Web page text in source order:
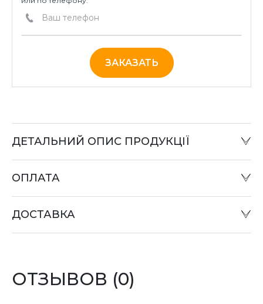
ЗАКАЗАТЬ
ДЕТАЛЬНИЙ ОПИС ПРОДУКЦІЇ
или при отправке «Наложенным платежом» в
«Райффайзен Банк Аваль»
Безналичный расчет для юридических лиц:
ОПЛАТА
ДОСТАВКА
ОТЗЫВОВ (0)